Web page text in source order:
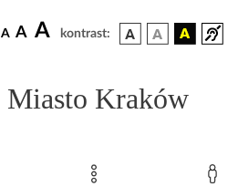
A A A kontrast:
Miasto Kraków